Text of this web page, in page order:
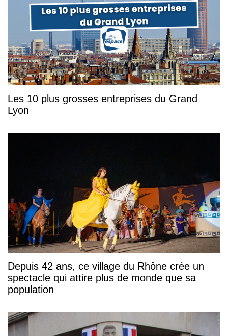
Les 10 plus grosses entreprises du Grand
Lyon
Depuis 42 ans, ce village du Rhône crée un
spectacle qui attire plus de monde que sa
population